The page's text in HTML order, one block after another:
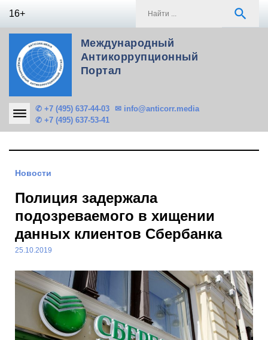
16+ search
Международный
Антикоррупционный
Портал
✆ +7 (495) 637-44-03
✆ +7 (495) 637-53-41
✉ info@anticorr.media
Новости
Полиция задержала
подозреваемого в хищении
данных клиентов Сбербанка
25.10.2019